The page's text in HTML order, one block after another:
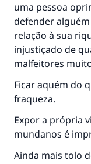
uma pessoa
defender
relação à sua
injustiçado de
malfeitores
Ficar aquém do
fraqueza.
Expor a própria
mundanos é
Ainda mais tolo
A